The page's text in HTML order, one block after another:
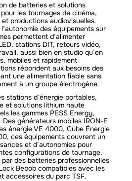
de batteries et solutions
les tournages de cinéma,
productions audiovisuelles.
des équipements sur
permettent d’alimenter
stations DIT, retours vidéo,
aussi bien en studio qu’en
mobiles et rapidement
répondent aux besoins des
une alimentation fiable sans
à un groupe électrogène.
stations d’énergie portables,
et solutions lithium haute
les gammes PESS Energy,
générateurs mobiles IRON-E
énergie VE 4000, Cube Énergie
ces équipements couvrent un
et d’autonomies pour
configurations de tournage.
par des batteries professionnelles
Bebob compatibles avec les
accessoires du parc TSF.